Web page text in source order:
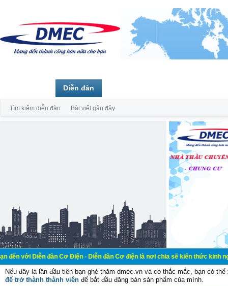
đàn Cơ Điện - Diễn đàn Cơ điện là nơi chia sẽ kiến thức kinh nghiệm
Nếu đây là lần đầu tiên bạn ghé thăm dmec.vn và có thắc mắc, bạn có
để trở thành thành viên để bắt đầu đăng bán sản phẩm của mình.
Diễn đàn
Tìm kiếm diễn đàn Bài viết gần đây